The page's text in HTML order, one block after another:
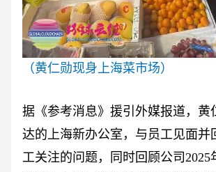
（黄仁勋现身上海菜市场）
据《参考消息》援引外媒报道，黄
达的上海新办公室，与员工见面并
工关注的问题，同时回顾公司 2025